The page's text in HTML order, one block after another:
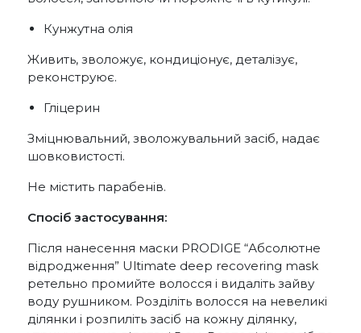
Кунжутна олія
Живить, зволожує, кондиціонує, деталізує,
реконструює.
Гліцерин
Зміцнювальний, зволожувальний засіб, надає
шовковистості.
Не містить парабенів.
Спосіб застосування:
Після нанесення маски PRODIGE “Абсолютне
відродження” Ultimate deep recovering mask
ретельно промийте волосся і видаліть зайву
воду рушником. Розділіть волосся на невеликі
ділянки і розпиліть засіб на кожну ділянку,